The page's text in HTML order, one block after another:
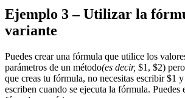
Ejemplo 3 – Utilizar la
variante
Puedes crear una fórmula que utilice los
parámetros de un método(es decir, $1, $2)
que creas tu fórmula, no necesitas escribir $1
escriben cuando se ejecuta la fórmula. Puedes